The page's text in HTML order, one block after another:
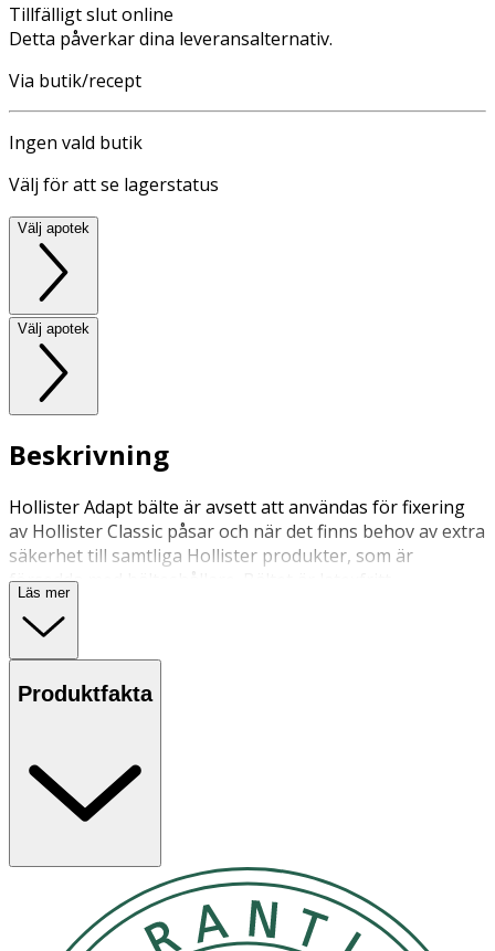
Tillfälligt slut online
Detta påverkar dina leveransalternativ.
Via butik/recept
Ingen vald butik
Välj för att se lagerstatus
Välj apotek
Välj apotek
Beskrivning
Hollister Adapt bälte är avsett att användas för fixering
av Hollister Classic påsar och när det finns behov av extra
säkerhet till samtliga Hollister produkter, som är
försedda med bälteshållare. Bältet är latexfritt.
Läs mer
Produktfakta